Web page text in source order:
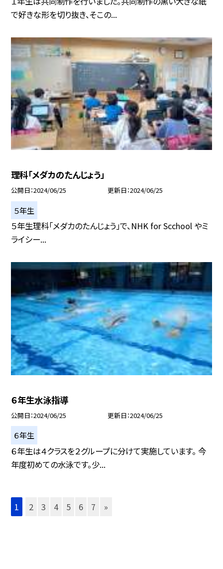
で好きな形を切り抜き、そこの...
理科「メダカのたんじょう」
公開日 2024/06/25 更新日 2024/06/25
５年生
５年生理科「メダカのたんじょう」で、NHK for Scchool やミ
ライシー...
６年生水泳指導
公開日 2024/06/25 更新日 2024/06/25
６年生
６年生は４クラスを２グループに分けて実施しています。 今
年度初めての水泳です。少...
1 2 3 4 5 6 7 »